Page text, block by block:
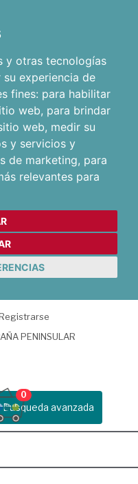
y otras tecnologías
experiencia de
fines: para habilitar
web, para brindar
web, medir su
y servicios y
de marketing, para
relevantes para
PENINSULAR
Busqueda avanzada
0